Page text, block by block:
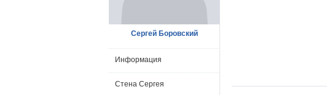
Сергей Боровский
Информация
Стена Сергея